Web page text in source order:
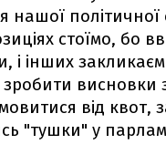
нашої
стоїмо, бо
і інших
зробити висновки
від квот,
"тушки" у